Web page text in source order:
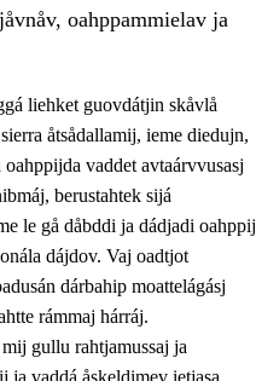
oahppammielav ja
liehket guovdátjin skåvlå
åtsådallamij, ieme diedujn,
vaddet avtaárvvusasj
berustahtek sijá
le gå dåbddi ja dádjadi oahppij
dájdov. Vaj oadtjot
dárbahip moattelágásj
rámmaj hárráj.
gullu rahtjamussaj ja